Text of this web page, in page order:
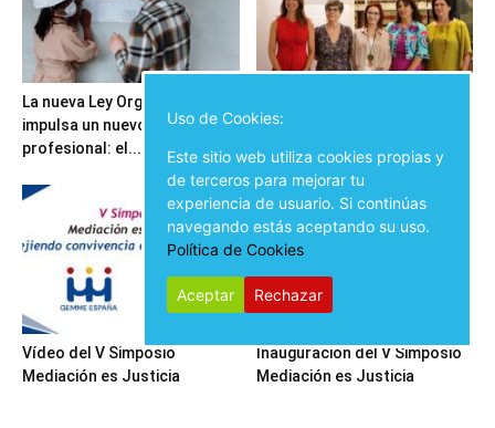
La nueva Ley Orgánica 1/2025
impulsa un nuevo perfil
profesional: el...
nueva Junta Directiva y
propone mejoras en...
Vídeo del V Simposio
Mediación es Justicia
Inauguración del V Simposio
Mediación es Justicia
Uso de Cookies:
Este sitio web utiliza cookies propias y
de terceros para mejorar tu
experiencia de usuario. Si continúas
navegando estás aceptando su uso.
Política de Cookies
Aceptar Rechazar